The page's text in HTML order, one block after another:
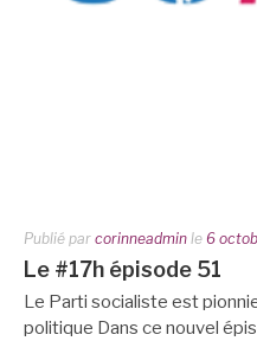
Publié par corinneadmin le 6
Le #17h épisode 51
Le Parti socialiste est
politique Dans ce nouvel